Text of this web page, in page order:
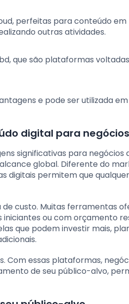
perfeitas para conteúdo
outras atividades.
que são plataformas
e pode ser utilizada
digital para negócios
significativas para negócios
global. Diferente do
permitem que
custo. Muitas ferramentas
ou com orçamento
que podem investir mais,
Com essas plataformas,
de seu público-alvo,